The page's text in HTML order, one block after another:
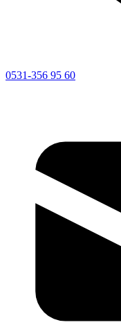
0531-356 95 60